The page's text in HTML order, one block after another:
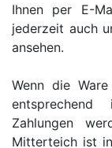
Ihnen per E-
jederzeit auch
ansehen.
Wenn die
Zahlungen
Mitterteich ist